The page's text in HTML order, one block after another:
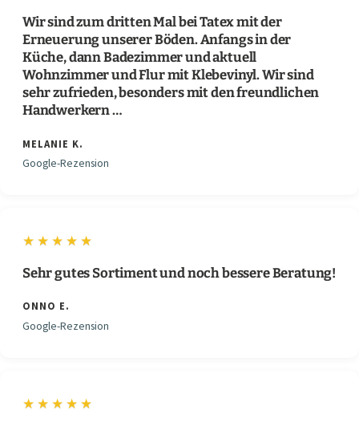
Wir sind zum dritten Mal bei Tatex mit der
Erneuerung unserer Böden. Anfangs in der
Küche, dann Badezimmer und aktuell
Wohnzimmer und Flur mit Klebevinyl. Wir sind
sehr zufrieden, besonders mit den freundlichen
Handwerkern …
MELANIE K.
Google-Rezension
★★★★★
Sehr gutes Sortiment und noch bessere Beratung!
ONNO E.
Google-Rezension
★★★★★